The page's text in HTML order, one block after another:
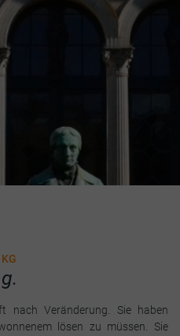
nach Veränderung. Sie haben
lösen zu müssen. Sie